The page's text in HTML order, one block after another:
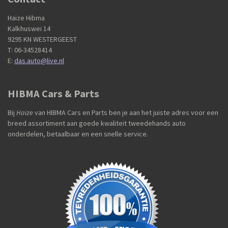
Haize Hibma
Kalkhuswei 14
9295 KN WESTERGEEST
T: 06-34528414
E: das.auto@live.nl
HIBMA Cars & Parts
Bij Haizevan HIBMA Cars en Parts ben je aan het juiste adres voor een
breed assortiment aan goede kwaliteit tweedehands auto
onderdelen, betaalbaar en een snelle service.